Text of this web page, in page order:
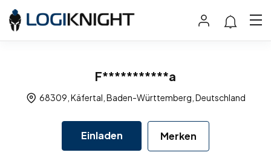
F***********a
68309, Käfertal, Baden-Württemberg, Deutschland
Einladen Merken